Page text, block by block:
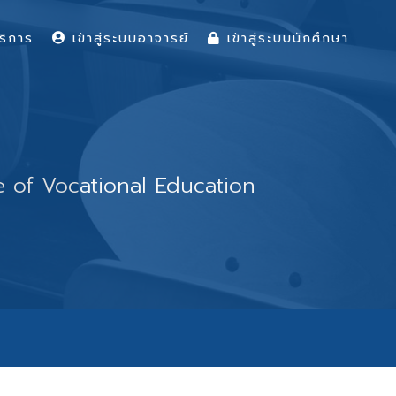
of Vocational Education
การ เข้าสู่ระบบอาจารย์ เข้าสู่ระบบนักศึกษา